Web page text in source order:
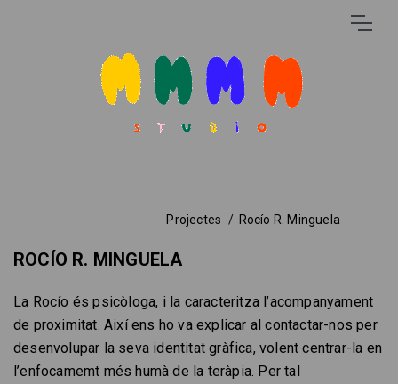
Projectes Rocío R. Minguela
ROCÍO R. MINGUELA
La Rocío és psicòloga, i la caracteritza l’acompanyament
de proximitat. Així ens ho va explicar al contactar-nos per
desenvolupar la seva identitat gràfica, volent centrar-la en
l’enfocamemt més humà de la teràpia. Per tal